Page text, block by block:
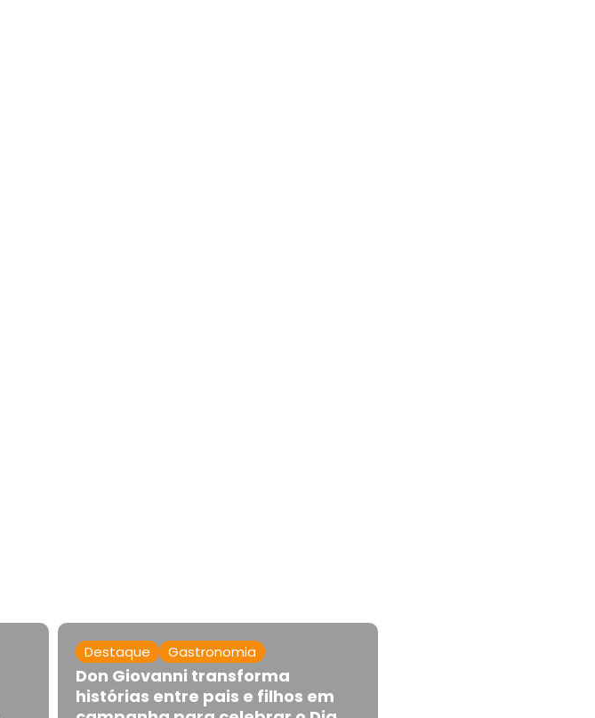
Destaque Gastronomia
Don Giovanni transforma
histórias entre pais e filhos em